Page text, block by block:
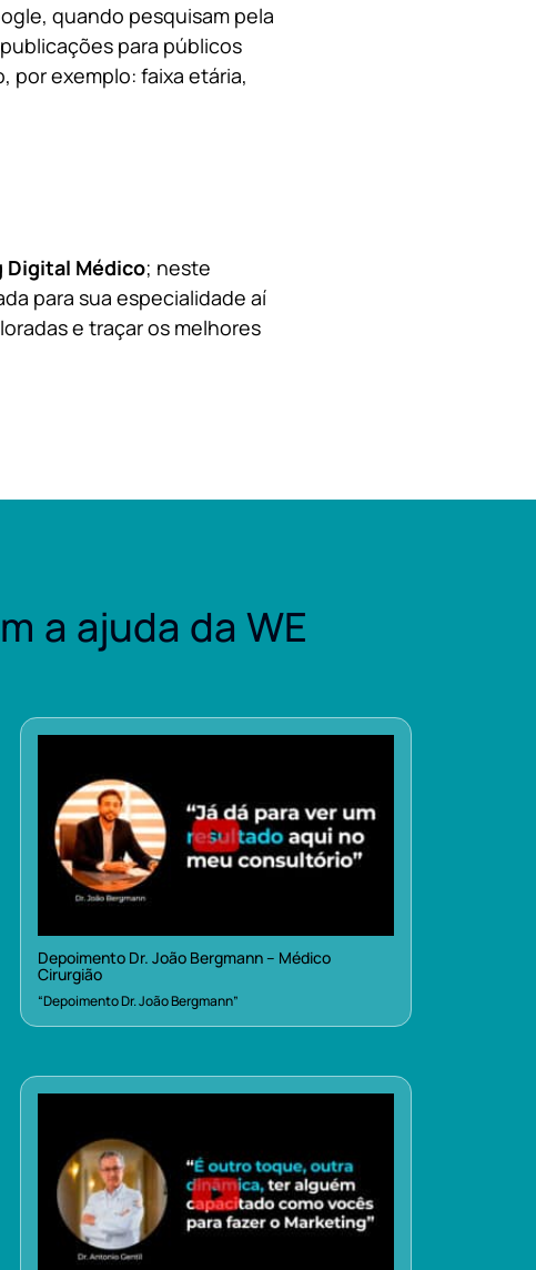
quando pesquisam pela
para públicos
por exemplo: faixa etária,
Digital Médico; neste
para sua especialidade aí
e traçar os melhores
a ajuda da WE
Depoimento Dr. João Bergmann – Médico
Cirurgião
“Depoimento Dr. João Bergmann”